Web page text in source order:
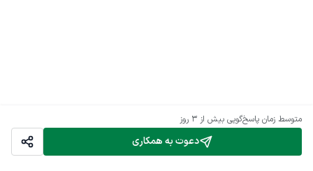
دعوت به همکاری
متوسط زمان پاسخ‌گویی بیش از ۳ روز